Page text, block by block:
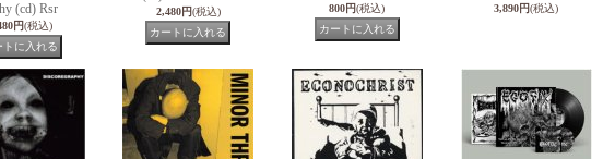
(cd) Rsr
円(税込)
2,480円(税込) 800円(税込) 3,890円(税込)